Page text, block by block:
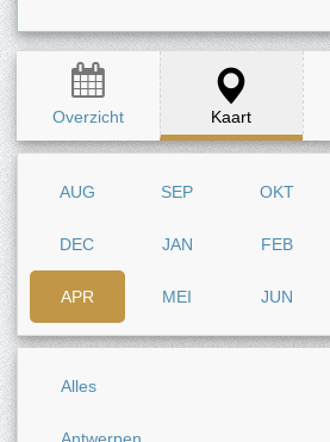
Overzicht Kaart
AUG SEP OKT
DEC JAN FEB
APR MEI JUN
Alles